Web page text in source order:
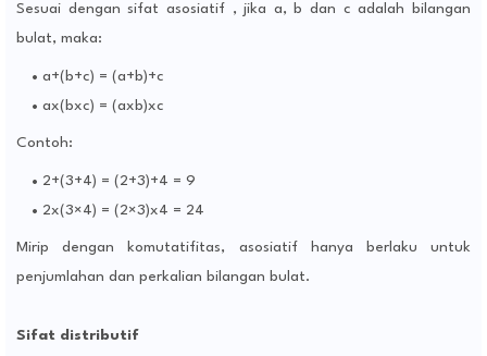
Sesuai dengan sifat asosiatif , jika a, b dan c adalah bilangan
bulat, maka:
a+(b+c) = (a+b)+c
ax(bxc) = (axb)xc
Contoh:
2+(3+4) = (2+3)+4 = 9
2x(3×4) = (2×3)x4 = 24
Mirip dengan komutatifitas, asosiatif hanya berlaku untuk
penjumlahan dan perkalian bilangan bulat.
Sifat distributif